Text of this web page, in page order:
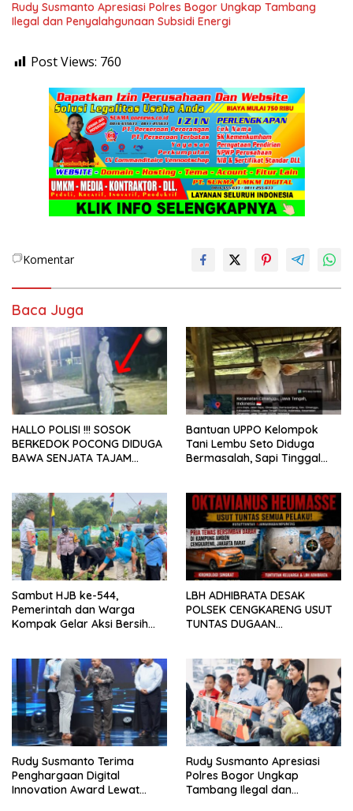
Rudy Susmanto Apresiasi Polres Bogor Ungkap Tambang
Ilegal dan Penyalahgunaan Subsidi Energi
Post Views: 760
Komentar
Baca Juga
HALLO POLISI !!! SOSOK
BERKEDOK POCONG DIDUGA
BAWA SENJATA TAJAM
LEBONG
Bantuan UPPO Kelompok
Tani Lembu Seto Diduga
Bermasalah, Sapi Tinggal
Sambut HJB ke-544,
Pemerintah dan Warga
Kompak Gelar Aksi Bersih
LBH ADHIBRATA DESAK
POLSEK CENGKARENG USUT
TUNTAS DUGAAN
Rudy Susmanto Terima
Penghargaan Digital
Innovation Award Lewat
Rudy Susmanto Apresiasi
Polres Bogor Ungkap
Tambang Ilegal dan